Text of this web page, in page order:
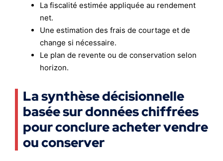
La fiscalité estimée appliquée au rendement
net.
Une estimation des frais de courtage et de
change si nécessaire.
Le plan de revente ou de conservation selon
horizon.
La synthèse décisionnelle
basée sur données chiffrées
pour conclure acheter vendre
ou conserver